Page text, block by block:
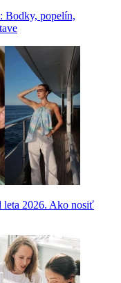
Bodky, popelín,
leta 2026. Ako nosiť